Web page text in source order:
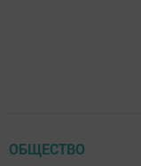
ОБЩЕСТВО